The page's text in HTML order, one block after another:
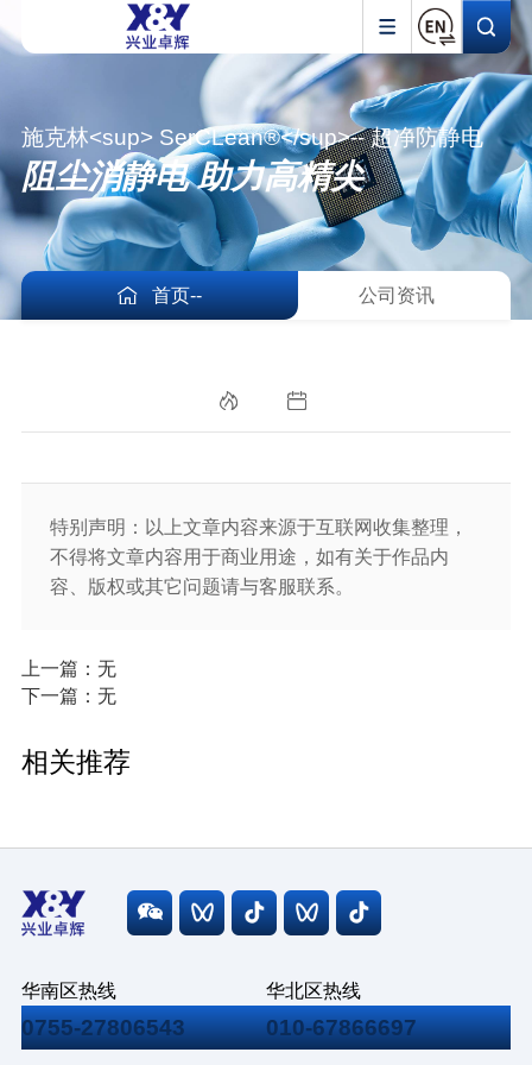
施克林<sup> SerCLean®</sup>-- 超净防静电
阻尘消静电 助力高精尖
首页-- 公司资讯
特别声明：以上文章内容来源于互联网收集整理，
不得将文章内容用于商业用途，如有关于作品内
容、版权或其它问题请与客服联系。
上一篇：无
下一篇：无
相关推荐
华南区热线
0755-27806543
华北区热线
010-67866697